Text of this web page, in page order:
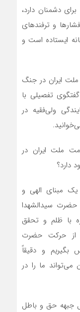
دشمنان دارد،
و ترفندهای
ایستاده است و
ملت ایران در جنگ
گفتگوی تفصیلی با
ولی‌فقیه در
ملت ایران در
دارد؟
مبنای الهی و
سیدالشهدا
با ظلم و تحقق
از حرکت حضرت
و دقیقاً
می‌تواند ما را در
تقابل جبهه حق و باطل